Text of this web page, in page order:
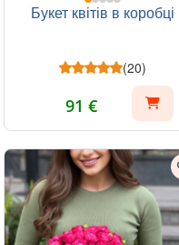
Букет квітів в коробці
(20)
91 €